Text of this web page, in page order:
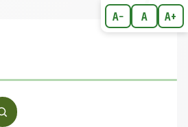
A− A A+